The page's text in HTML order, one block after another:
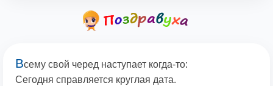
Всему свой черед наступает когда-то:
Сегодня справляется круглая дата.